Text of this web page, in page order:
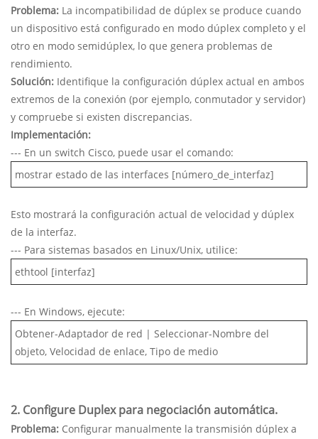
Problema: La incompatibilidad de dúplex se produce cuando
un dispositivo está configurado en modo dúplex completo y el
otro en modo semidúplex, lo que genera problemas de
rendimiento.
Solución: Identifique la configuración dúplex actual en ambos
extremos de la conexión (por ejemplo, conmutador y servidor)
y compruebe si existen discrepancias.
Implementación:
--- En un switch Cisco, puede usar el comando:
mostrar estado de las interfaces [número_de_interfaz]
Esto mostrará la configuración actual de velocidad y dúplex
de la interfaz.
--- Para sistemas basados ​​en Linux/Unix, utilice:
ethtool [interfaz]
--- En Windows, ejecute:
Obtener-Adaptador de red | Seleccionar-Nombre del
objeto, Velocidad de enlace, Tipo de medio
2. Configure Duplex para negociación automática.
Problema: Configurar manualmente la transmisión dúplex a